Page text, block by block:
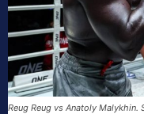
Reug Reug vs Anatoly